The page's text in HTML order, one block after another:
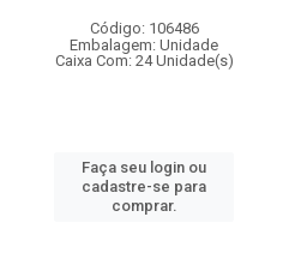
Código: 106486
Embalagem: Unidade
Caixa Com: 24 Unidade(s)
Faça seu login ou
cadastre-se para
comprar.